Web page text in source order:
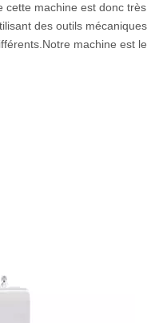
cette machine est donc très
des outils mécaniques
machine est le